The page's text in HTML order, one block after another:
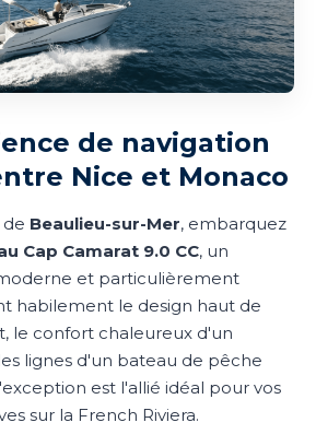
de navigation
Nice et Monaco
Beaulieu-sur-Mer, embarquez
Cap Camarat 9.0 CC, un
et particulièrement
habilement le design haut de
le confort chaleureux d'un
lignes d'un bateau de pêche
est l'allié idéal pour vos
sur la French Riviera.